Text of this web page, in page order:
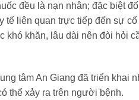
đều là nạn nhân; đặc biệt
tế liên quan trực tiếp đến sự
khó khăn, lâu dài nên đòi hỏi
tâm An Giang đã triển
thể xảy ra trên người bệnh.